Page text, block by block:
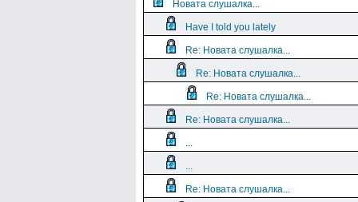
Новата слушалка...
Have I told you lately
Re: Новата слушалка...
Re: Новата слушалка...
Re: Новата слушалка...
Re: Новата слушалка...
...
...
Re: Новата слушалка...